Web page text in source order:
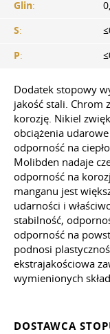
Glin:
S:
P:
Dodatek stopowy
jakość stali. Chrom
korozję. Nikiel
obciążenia
odporność na
Molibden nadaje
odporność na
manganu jest
udarności i
stabilność,
odporność na
podnosi
ekstrajakościowa
wymienionych
DOSTAWCA